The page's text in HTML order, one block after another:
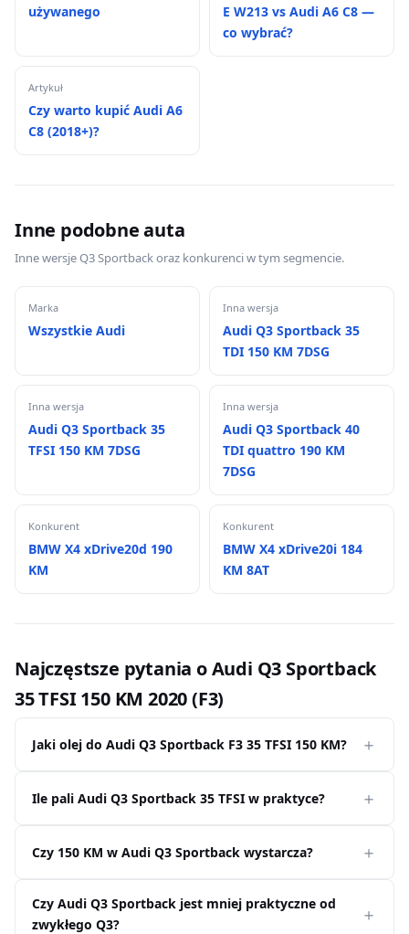
używanego
E W213 vs Audi A6 C8 —
co wybrać?
Artykuł
Czy warto kupić Audi A6
C8 (2018+)?
Inne podobne auta
Inne wersje Q3 Sportback oraz konkurenci w tym segmencie.
Marka
Wszystkie Audi
Inna wersja
Audi Q3 Sportback 35
TDI 150 KM 7DSG
Inna wersja
Audi Q3 Sportback 35
TFSI 150 KM 7DSG
Inna wersja
Audi Q3 Sportback 40
TDI quattro 190 KM
7DSG
Konkurent
BMW X4 xDrive20d 190
KM
Konkurent
BMW X4 xDrive20i 184
KM 8AT
Najczęstsze pytania o Audi Q3 Sportback
35 TFSI 150 KM 2020 (F3)
Jaki olej do Audi Q3 Sportback F3 35 TFSI 150 KM?
Ile pali Audi Q3 Sportback 35 TFSI w praktyce?
Czy 150 KM w Audi Q3 Sportback wystarcza?
Czy Audi Q3 Sportback jest mniej praktyczne od
zwykłego Q3?